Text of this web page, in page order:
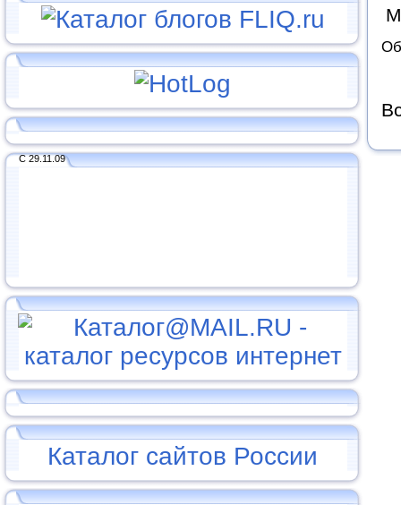
С 29.11.09
Каталог сайтов России